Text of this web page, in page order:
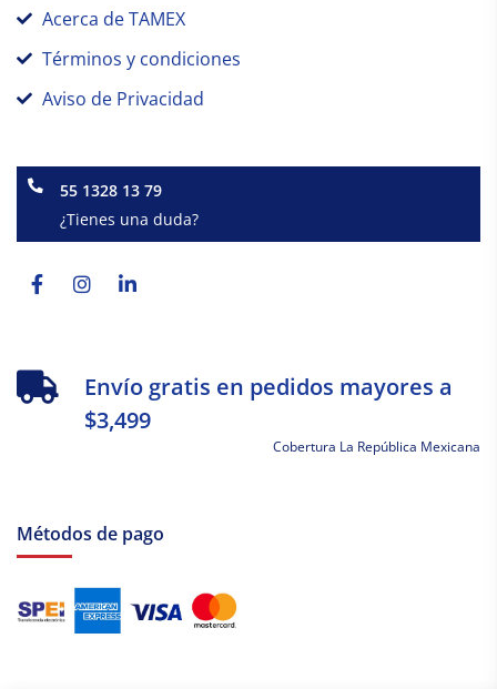
Acerca de TAMEX
Términos y condiciones
Aviso de Privacidad
55 1328 13 79
¿Tienes una duda?
Facebook-
f
Instagram
Linkedin-
Envío gratis en pedidos mayores a
$3,499
Cobertura La República Mexicana
Métodos de pago